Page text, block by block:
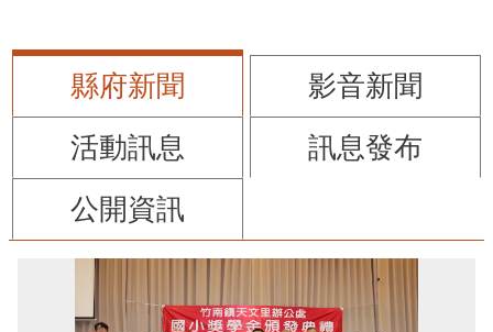
縣府新聞
影音新聞
活動訊息
訊息發布
公開資訊